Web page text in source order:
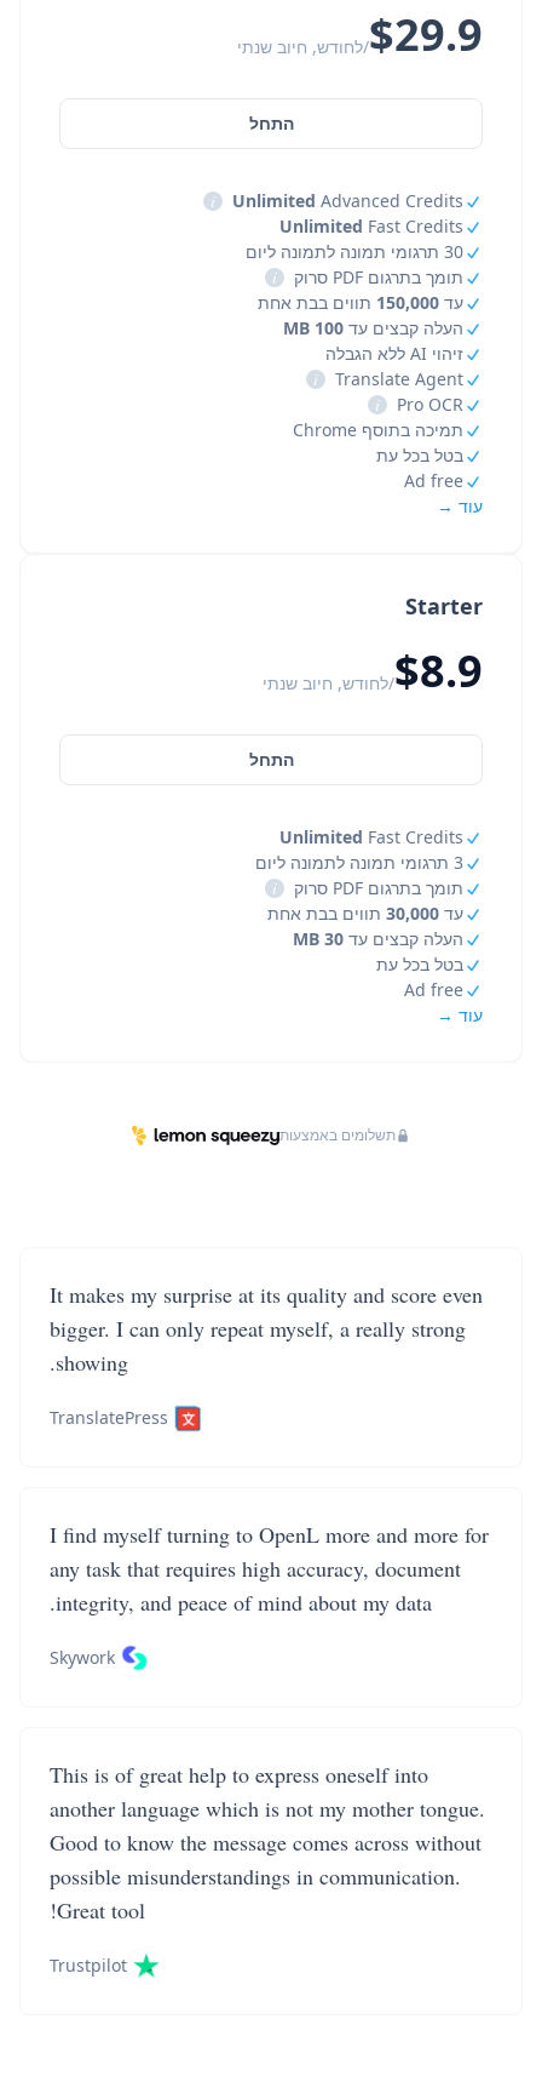
Starter
$8.9/לחודש, חיוב שנתי
התחל
Unlimited Fast Credits
3 תרגומי תמונה לתמונה ליום
תומך בתרגום PDF סרוק
i
עד 30,000 תווים בבת אחת
העלה קבצים עד 30 MB
בטל בכל עת
Ad free
עוד →
$29.9/לחודש, חיוב שנתי
התחל
Unlimited Advanced Credits
i
Unlimited Fast Credits
30 תרגומי תמונה לתמונה ליום
תומך בתרגום PDF סרוק
i
עד 150,000 תווים בבת אחת
העלה קבצים עד 100 MB
זיהוי AI ללא הגבלה
Translate Agent
i
Pro OCR
i
תמיכה בתוסף Chrome
בטל בכל עת
Ad free
עוד →
תשלומים באמצעות
It makes my surprise at its quality and score even
bigger. I can only repeat myself, a really strong
showing.
TranslatePress
I find myself turning to OpenL more and more for
any task that requires high accuracy, document
integrity, and peace of mind about my data.
Skywork
This is of great help to express oneself into
another language which is not my mother tongue.
Good to know the message comes across without
possible misunderstandings in communication.
Great tool!
Trustpilot